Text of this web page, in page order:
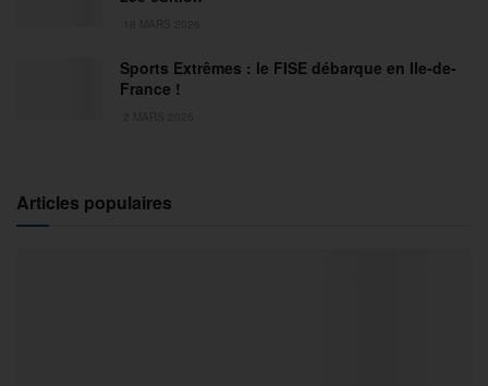
Sports Extrêmes : le FISE débarque en Ile-de-
France !
Articles populaires